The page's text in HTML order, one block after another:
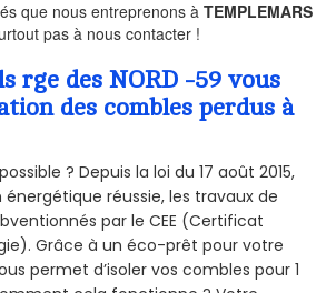
que nous entreprenons à TEMPLEMARS
pas à nous contacter !
rge des NORD -59 vous
des combles perdus à
? Depuis la loi du 17 août 2015,
réussie, les travaux de
par le CEE (Certificat
Grâce à un éco-prêt pour votre
permet d’isoler vos combles pour 1